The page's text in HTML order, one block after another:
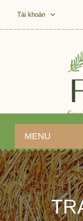
Tài khoản
MENU
TRANG TRẠI